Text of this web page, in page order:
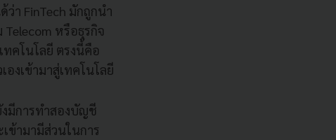
า FinTech มักถูกนำ
หรือธุรกิจ
คโนโลยี ตรงนี้คือ
งเข้ามาสู่เทคโนโลยี
งมีการทำสองบัญชี
ข้ามามีส่วนในการ